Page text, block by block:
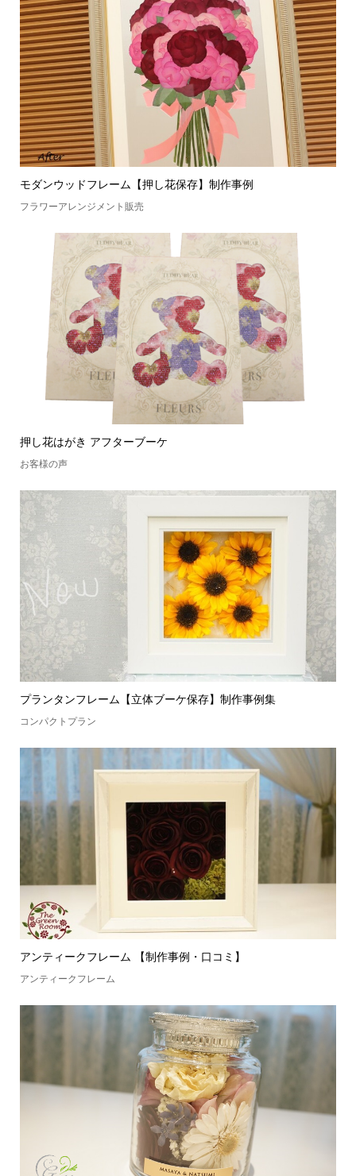
モダンウッドフレーム【押し花保存】制作事例
フラワーアレンジメント販売
押し花はがき アフターブーケ
お客様の声
プランタンフレーム【立体ブーケ保存】制作事例集
コンパクトプラン
アンティークフレーム 【制作事例・口コミ】
アンティークフレーム